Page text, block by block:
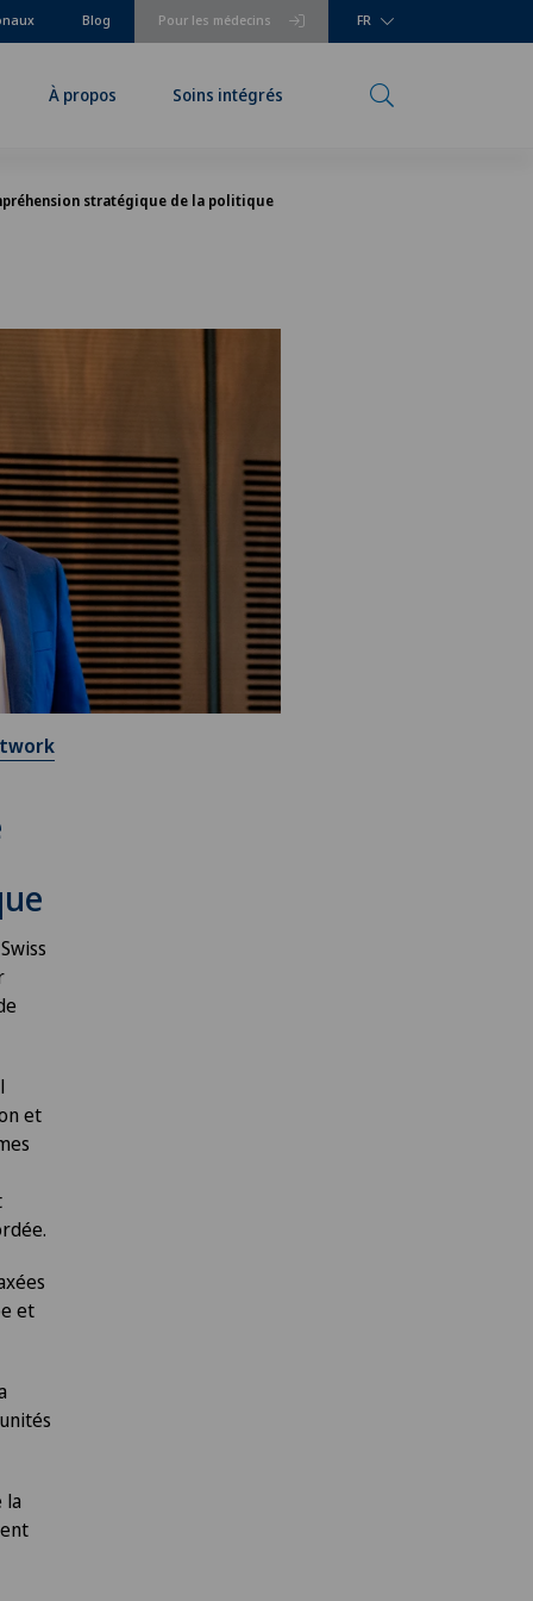
Pour les médecins
Blog FR
À propos Soins intégrés
stratégique de la politique
et
et
la